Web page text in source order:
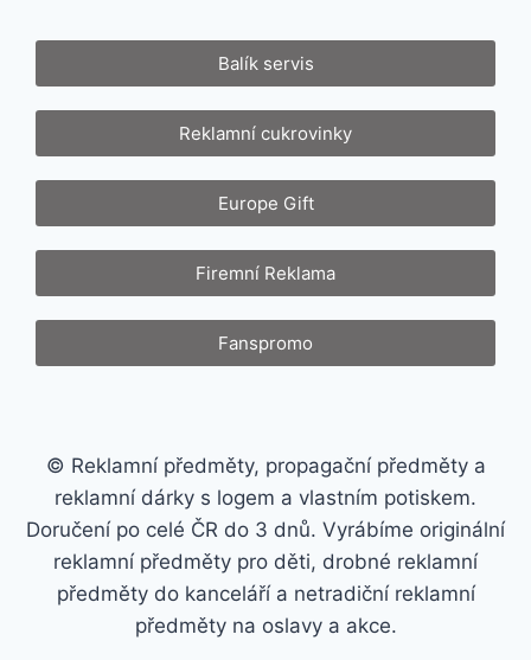
Balík servis
Reklamní cukrovinky
Europe Gift
Firemní Reklama
Fanspromo
© Reklamní předměty, propagační předměty a
reklamní dárky s logem a vlastním potiskem.
Doručení po celé ČR do 3 dnů. Vyrábíme originální
reklamní předměty pro děti, drobné reklamní
předměty do kanceláří a netradiční reklamní
předměty na oslavy a akce.